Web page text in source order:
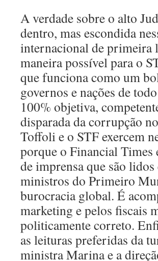
A verdade sobre o alto
dentro, mas escondida
internacional de primeira
maneira possível para o
que funciona como um
governos e nações de
100% objetiva,
disparada da corrupção
Toffoli e o STF exercem
porque o Financial Times
de imprensa que são
ministros do Primeiro
burocracia global. É
marketing e pelos fiscais
politicamente correto.
as leituras preferidas da
ministra Marina e a